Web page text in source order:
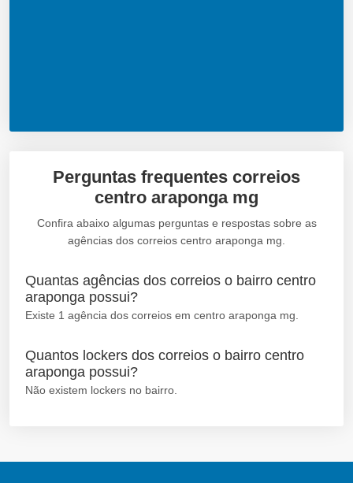
Perguntas frequentes correios
centro araponga mg
Confira abaixo algumas perguntas e respostas sobre as
agências dos correios centro araponga mg.
Quantas agências dos correios o bairro centro
araponga possui?
Existe 1 agência dos correios em centro araponga mg.
Quantos lockers dos correios o bairro centro
araponga possui?
Não existem lockers no bairro.